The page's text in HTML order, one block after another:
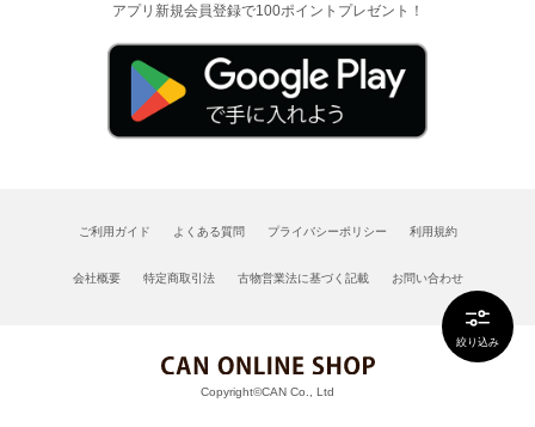
絞り込み
アプリ新規会員登録で100ポイントプレゼント！
ご利用ガイド よくある質問 プライバシーポリシー 利用規約
会社概要 特定商取引法 古物営業法に基づく記載 お問い合わせ
Copyright©CAN Co., Ltd